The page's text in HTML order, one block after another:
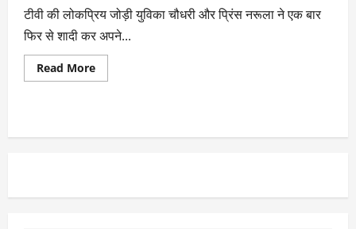
टीवी की लोकप्रिय जोड़ी युविका चौधरी और प्रिंस नरूला ने एक बार
फिर से शादी कर अपने...
Read More